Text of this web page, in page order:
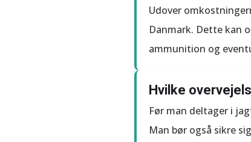
Udover
Danmark. Dette kan
ammunition og
Hvilke
Før man deltager i
Man bør også sikre